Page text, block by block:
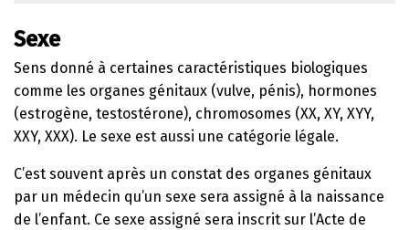
Sexe
Sens donné à certaines caractéristiques biologiques
comme les organes génitaux (vulve, pénis), hormones
(estrogène, testostérone), chromosomes (XX, XY, XYY,
XXY, XXX). Le sexe est aussi une catégorie légale.
C’est souvent après un constat des organes génitaux
par un médecin qu’un sexe sera assigné à la naissance
de l’enfant. Ce sexe assigné sera inscrit sur l’Acte de